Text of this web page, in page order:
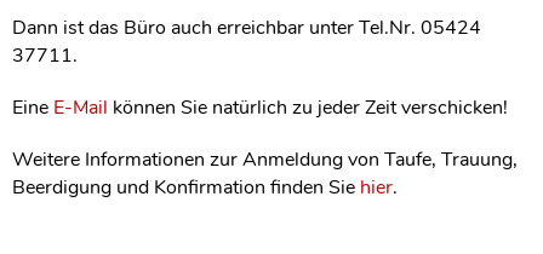
Dann ist das Büro auch erreichbar unter Tel.Nr. 05424
37711.
Eine E-Mail können Sie natürlich zu jeder Zeit verschicken!
Weitere Informationen zur Anmeldung von Taufe, Trauung,
Beerdigung und Konfirmation finden Sie hier.